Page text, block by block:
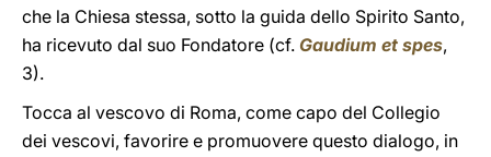
che la Chiesa stessa, sotto la guida dello Spirito Santo,
ha ricevuto dal suo Fondatore (cf. Gaudium et spes,
3).
Tocca al vescovo di Roma, come capo del Collegio
dei vescovi, favorire e promuovere questo dialogo, in